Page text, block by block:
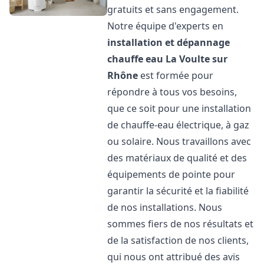
gratuits et sans engagement.
Notre équipe d'experts en
installation et dépannage
chauffe eau La Voulte sur
Rhône est formée pour
répondre à tous vos besoins,
que ce soit pour une installation
de chauffe-eau électrique, à gaz
ou solaire. Nous travaillons avec
des matériaux de qualité et des
équipements de pointe pour
garantir la sécurité et la fiabilité
de nos installations. Nous
sommes fiers de nos résultats et
de la satisfaction de nos clients,
qui nous ont attribué des avis